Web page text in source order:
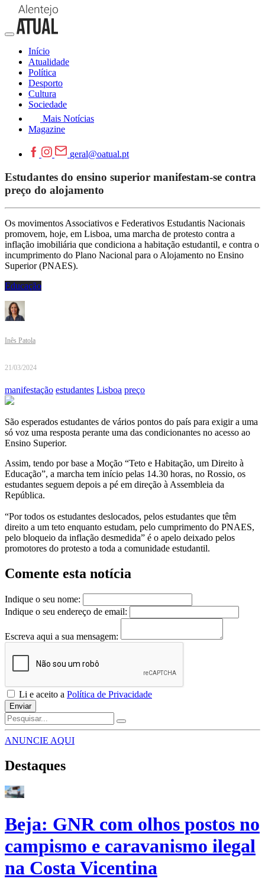
Início
Atualidade
Política
Desporto
Cultura
Sociedade
Mais Notícias
Magazine
geral@oatual.pt
Estudantes do ensino superior manifestam-se contra
preço do alojamento
Os movimentos Associativos e Federativos Estudantis Nacionais
promovem, hoje, em Lisboa, uma marcha de protesto contra a
inflação imobiliária que condiciona a habitação estudantil, e contra o
incumprimento do Plano Nacional para o Alojamento no Ensino
Superior (PNAES).
Educação
Inês Patola
21/03/2024
manifestação estudantes Lisboa preço
São esperados estudantes de vários pontos do país para exigir a uma
só voz uma resposta perante uma das condicionantes no acesso ao
Ensino Superior.
Assim, tendo por base a Moção “Teto e Habitação, um Direito à
Educação”, a marcha tem início pelas 14.30 horas, no Rossio, os
estudantes seguem depois a pé em direção à Assembleia da
República.
“Por todos os estudantes deslocados, pelos estudantes que têm
direito a um teto enquanto estudam, pelo cumprimento do PNAES,
pelo bloqueio da inflação desmedida” é o apelo deixado pelos
promotores do protesto a toda a comunidade estudantil.
Comente esta notícia
Indique o seu nome:
Indique o seu endereço de email:
Escreva aqui a sua mensagem:
Li e aceito a Política de Privacidade
Enviar
ANUNCIE AQUI
Destaques
Beja: GNR com olhos postos no
campismo e caravanismo ilegal
na Costa Vicentina